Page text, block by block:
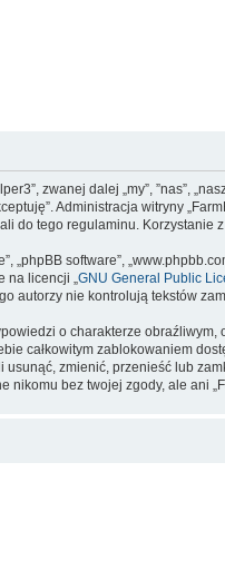
zwanej dalej „my”, ”nas”,
Administracja witryny
do tego regulaminu. Korzystanie
„phpBB software”,
licencji „ GNU General Public
autorzy nie kontrolują tekstów
o charakterze
całkowitym zablokowaniem
usunąć, zmienić, przenieść lub
nikomu bez twojej zgody, ale ani